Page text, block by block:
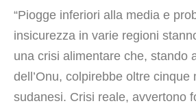
“Piogge inferiori alla media e
insicurezza in varie regioni
una crisi alimentare che, stando
dell’Onu, colpirebbe oltre cinque
sudanesi. Crisi reale, avvertono